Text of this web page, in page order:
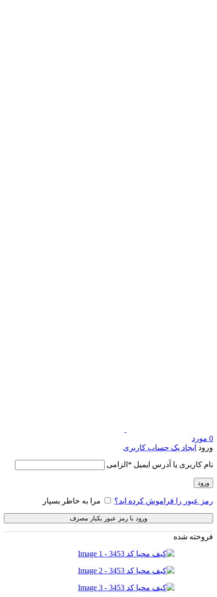
0 مورد
ورود ایجاد یک حساب کاربری
نام کاربری یا آدرس ایمیل * الزامی
ورود
رمز عبور را فراموش کرده اید؟ مرا به خاطر بسپار
ورود با رمز عبور یکبار مصرف
فروخته شده